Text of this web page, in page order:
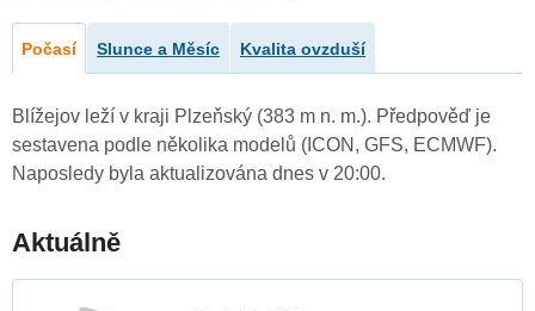
Počasí Slunce a Měsíc Kvalita ovzduší
Blížejov leží v kraji Plzeňský (383 m n. m.). Předpověď je
sestavena podle několika modelů (ICON, GFS, ECMWF).
Naposledy byla aktualizována dnes v 20:00.
Aktuálně